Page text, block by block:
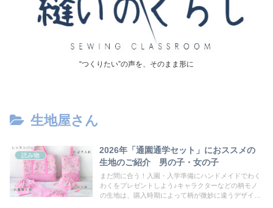
“つくりたい”の声を、そのまま形に
生地屋さん
読み物
2026年「通園通学セット」におススメの
生地のご紹介 男の子・女の子
まだ間に合う！入園・入学準備にハンドメイドでわく
わくをプレゼントしよう♪キャラクターなどの柄モノ
の生地は、購入時期によって柄が微妙に違うデザイン